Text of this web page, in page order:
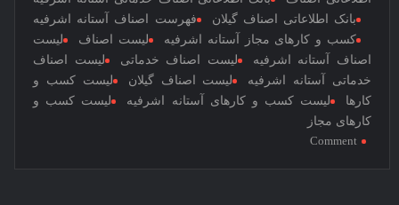
بانک اطلاعاتی اصناف گیلان
فهرست اصناف آستانه اشرفیه
کسب و کارهای مجاز آستانه اشرفیه
لیست اصناف
لیست
اصناف آستانه اشرفیه
لیست اصناف خدماتی
لیست اصناف
خدماتی آستانه اشرفیه
لیست اصناف گیلان
لیست کسب و
کارها
لیست کسب و کارهای آستانه اشرفیه
لیست کسب و
کارهای مجاز
Comment
on